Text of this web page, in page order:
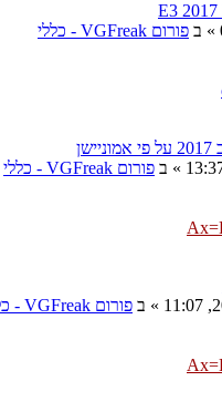
E3
» ב פורום VGFreak - כללי
» ב פורום VGFreak - כללי
» ב פורום VGFreak - כללי